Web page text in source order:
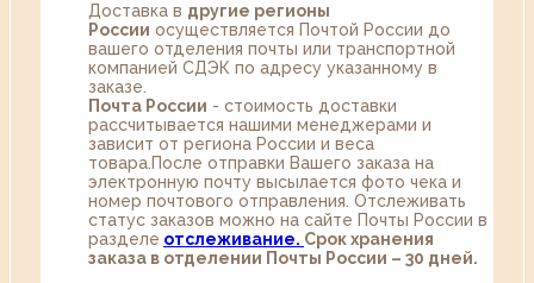
Доставка в другие регионы
России осуществляется Почтой России до
вашего отделения почты или транспортной
компанией СДЭК по адресу указанному в
заказе.
Почта России - стоимость доставки
рассчитывается нашими менеджерами и
зависит от региона России и веса
товара.После отправки Вашего заказа на
электронную почту высылается фото чека и
номер почтового отправления. Отслеживать
статус заказов можно на сайте Почты России в
разделе oтслеживание. Срок хранения
заказа в отделении Почты России – 30 дней.